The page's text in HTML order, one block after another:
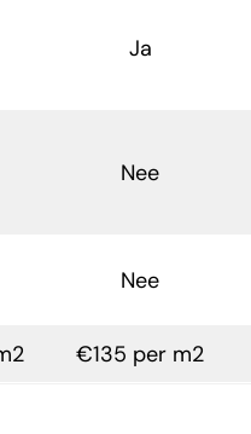
Ja
Nee
Nee
€135 per m2